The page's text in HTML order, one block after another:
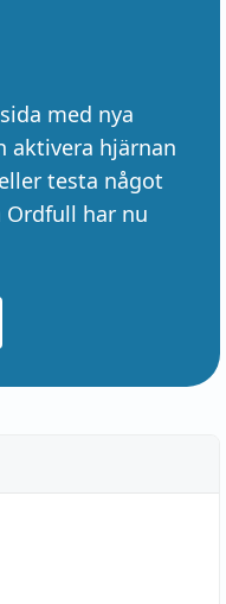
med nya
aktivera hjärnan
testa något
Ordfull har nu